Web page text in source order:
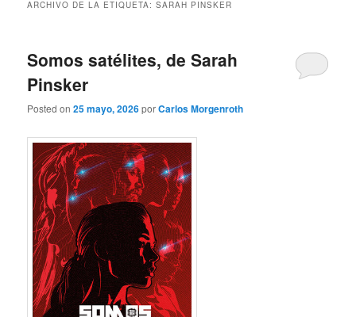
ARCHIVO DE LA ETIQUETA:SARAH PINSKER
Somos satélites, de Sarah
Pinsker
Posted on25 mayo, 2026porCarlos Morgenroth